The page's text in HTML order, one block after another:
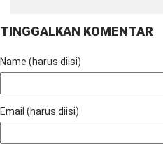
TINGGALKAN KOMENTAR
Name (harus diisi)
Email (harus diisi)